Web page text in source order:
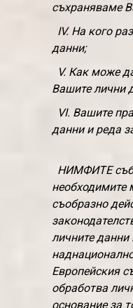
съхраняваме
IV. На кого
данни;
V. Как може
Вашите лични
VI. Вашите
данни и реда
НИМФИТЕ
необходимите
съобразно
личните
Европейския
обработва
основание за